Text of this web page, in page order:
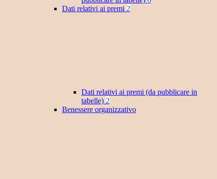
Dati relativi ai premi 2
Dati relativi ai premi (da pubblicare in
tabelle) 2
Benessere organizzativo